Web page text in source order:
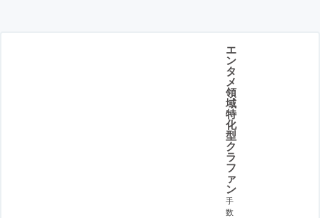
エ
ン
タ
メ
領
域
特
化
型
ク
ラ
フ
ァ
ン
手
数